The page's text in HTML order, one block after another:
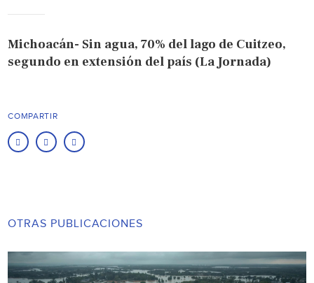
Michoacán- Sin agua, 70% del lago de Cuitzeo,
segundo en extensión del país (La Jornada)
COMPARTIR
OTRAS PUBLICACIONES